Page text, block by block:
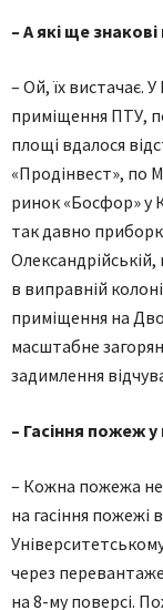
– А які ще
– Ой, їх вистачає.
приміщення ПТУ,
площі вдалося
«Продінвест», по
ринок «Босфор» у
так давно
Олександрійській,
в виправній
приміщення на
масштабне
задимлення
– Гасіння пожеж у
– Кожна пожежа
на гасіння пожежі
через
на 8-му поверсі.